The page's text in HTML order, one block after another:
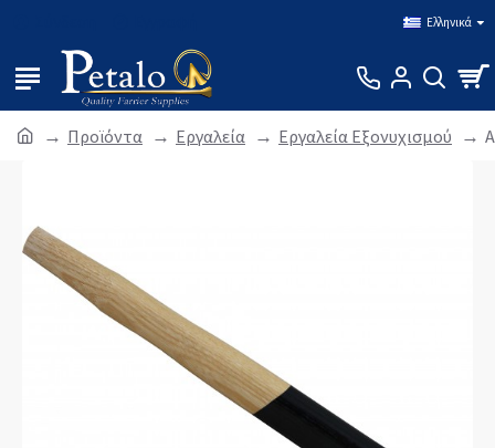
Ελληνικά
Προϊόντα Εργαλεία Εργαλεία Εξονυχισμού